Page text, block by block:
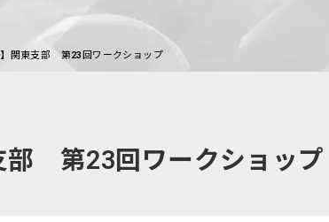
】関東支部 第23回ワークショップ
部 第23回ワークショップ